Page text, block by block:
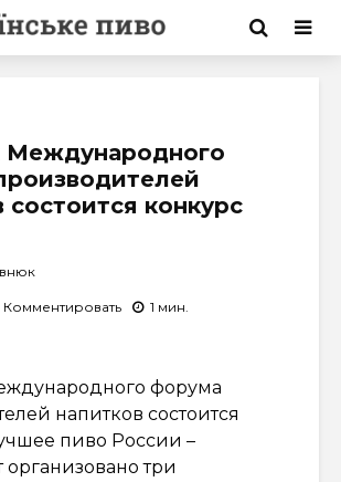
Международного
состоится конкурс
Комментировать 1 мин.
форума
напитков состоится
пиво России –
организовано три